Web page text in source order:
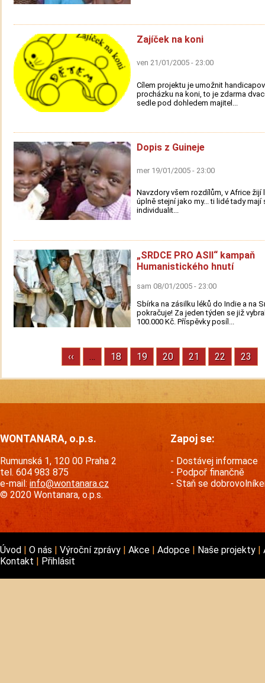
Zajíček na koni
ven 21/01/2005 - 23:00
Cílem projektu je umožnit
procházku na koni, to je zdarma
sedle pod dohledem majitel...
Dopis z Guineje
mer 19/01/2005 - 23:00
Navzdory všem rozdílům, v Africe žijí
úplně stejní jako my... ti lidé tady mají
individualit...
„SRDCE PRO ASII“ kampaň
Humanistického hnutí
sam 08/01/2005 - 23:00
Sbírka na zásilku léků do Indie a na
pokračuje! Za jeden týden se již
100.000 Kč. Příspěvky posíl...
Pagination
Previous
page
‹‹ … Stránka
18 Stránka
19 Stránka
20 Stránka
21 Stránka
22 23
WONTANARA, o.p.s.
Rumunská 1, 120 00 Praha 2
tel. 604 983 875
e-mail: info@wontanara.cz
© 2020 Wontanara, o.p.s.
Zapoj se:
Dostávej informace
Podpoř finančně
Staň se
Úvod O nás Výroční zprávy Akce Adopce Naše projekty
Kontakt
Přihlásit